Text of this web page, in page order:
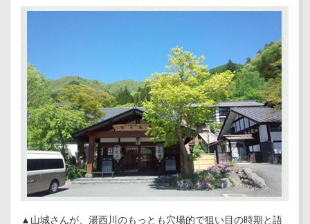
▲山城さんが、湯西川のもっとも穴場的で狙い目の時期と語